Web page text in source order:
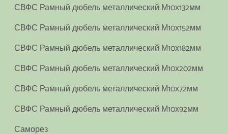
СВФС Рамный дюбель металлический М10х132мм
СВФС Рамный дюбель металлический М10х152мм
СВФС Рамный дюбель металлический М10х182мм
СВФС Рамный дюбель металлический М10х202мм
СВФС Рамный дюбель металлический М10х72мм
СВФС Рамный дюбель металлический М10х92мм
Саморез